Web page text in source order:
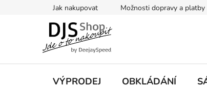
Jak nakupovat Možnosti dopravy a platby
VÝPRODEJ OBKLÁDÁNÍ